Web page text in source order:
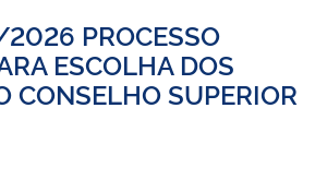
PROCESSO
ESCOLHA DOS
CONSELHO SUPERIOR